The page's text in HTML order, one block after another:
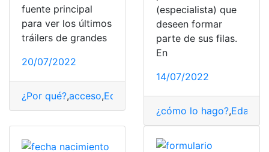
fuente principal
para ver los últimos
tráilers de grandes
20/07/2022
¿Por qué?,acceso,Edad verificar,YouTube
(especialista) que
deseen formar
parte de sus filas.
En
14/07/2022
¿cómo lo hago?,Edad